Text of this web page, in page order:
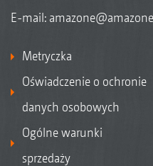
E-mail:
Metryczka
Oświadczenie o ochronie
danych osobowych
Ogólne warunki
sprzedaży